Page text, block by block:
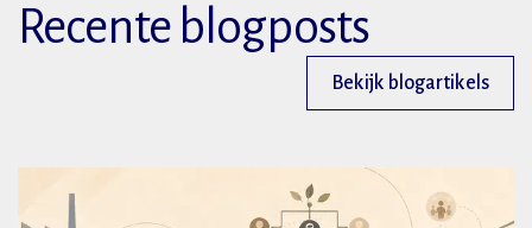
Recente blogposts
Bekijk blogartikels